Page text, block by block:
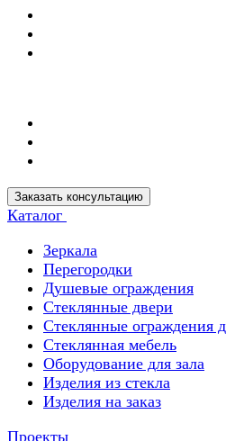
Заказать консультацию
Каталог
Зеркала
Перегородки
Душевые ограждения
Стеклянные двери
Стеклянные ограждения
Стеклянная мебель
Оборудование для зала
Изделия из стекла
Изделия на заказ
Проекты